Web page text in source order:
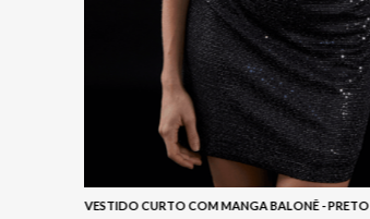
VESTIDO CURTO COM MANGA BALONÊ - PRETO